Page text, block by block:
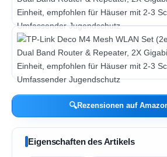
🔍Rezensionen auf
Eigenschaften des Artikels